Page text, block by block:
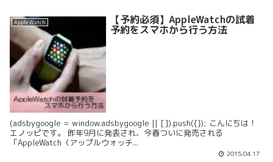
Apple Watch 【予約必須】AppleWatchの試着
予約をスマホから行う方法
(adsbygoogle = window.adsbygoogle || []).push({}); こんにちは！
エノッピです。 昨年9月に発表され、今春ついに発売される
「AppleWatch（アップルウォッチ...
2015.04.17